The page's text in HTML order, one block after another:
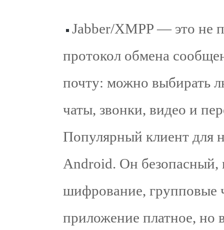
Jabber/XMPP — это не
протокол обмена
почту: можно выбирать
чаты, звонки, видео и
Популярный клиент для
Android. Он безопасный,
шифрование, групповые
приложение платное, но